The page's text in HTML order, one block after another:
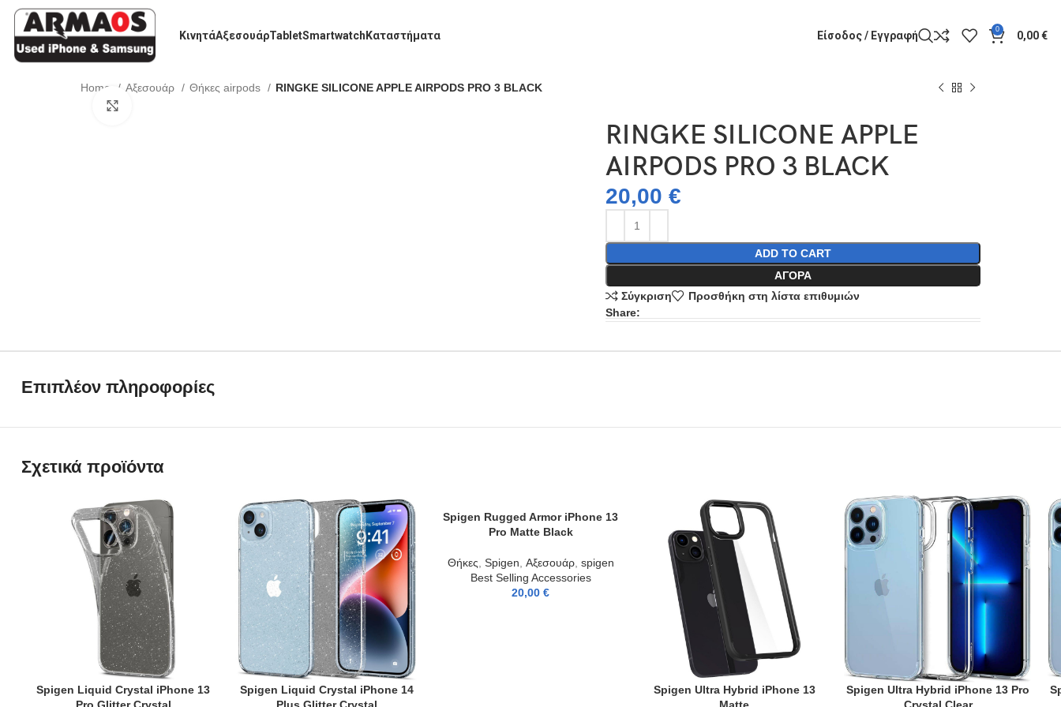
ΚινητάΑξεσουάρTabletSmartwatch Καταστήματα Είσοδος / Εγγραφή 0 0,00€
Home Αξεσουάρ Θήκες airpods RINGKE SILICONE APPLE AIRPODS PRO 3 BLACK
RINGKE SILICONE APPLE
AIRPODS PRO 3 BLACK
20,00 €
ADD TO CART
ΑΓΟΡΆ
Σύγκριση
Προσθήκη στη λίστα επιθυμιών
Share:
Επιπλέον πληροφορίες
Σχετικά προϊόντα
ADD TO CART
Spigen Liquid Crystal iPhone 13
ADD TO CART
Spigen Liquid Crystal iPhone 14
ADD TO CART
Spigen Rugged Armor iPhone 13
Pro Matte Black
Θήκες Spigen Αξεσουάρ, spigen
Best Selling Accessories
20,00 €
ADD TO CART
Spigen Ultra Hybrid iPhone 13
ADD TO CART
Spigen Ultra Hybrid iPhone 13 Pro